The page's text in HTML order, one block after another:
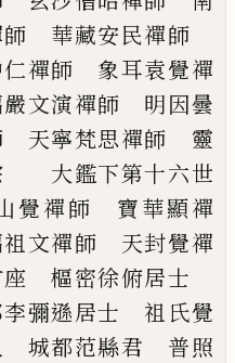
華藏安民禪師
禪師 象耳袁覺禪
文演禪師 明因曇
天寧梵思禪師 靈
大鑑下第十六世
覺禪師 寶華顯禪
文禪師 天封覺禪
樞密徐俯居士
彌遜居士
祖氏覺
城都范縣君 普照